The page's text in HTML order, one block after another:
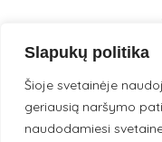
Slapukų politika
Šioje svetainėje
geriausią naršymo
naudodamiesi